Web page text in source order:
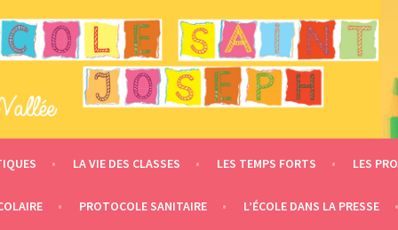
LE MESNIL EN VALLÉE
LA VIE DES CLASSES LES TEMPS FORTS LES
PROTOCOLE SANITAIRE L’ÉCOLE DANS LA PRESSE